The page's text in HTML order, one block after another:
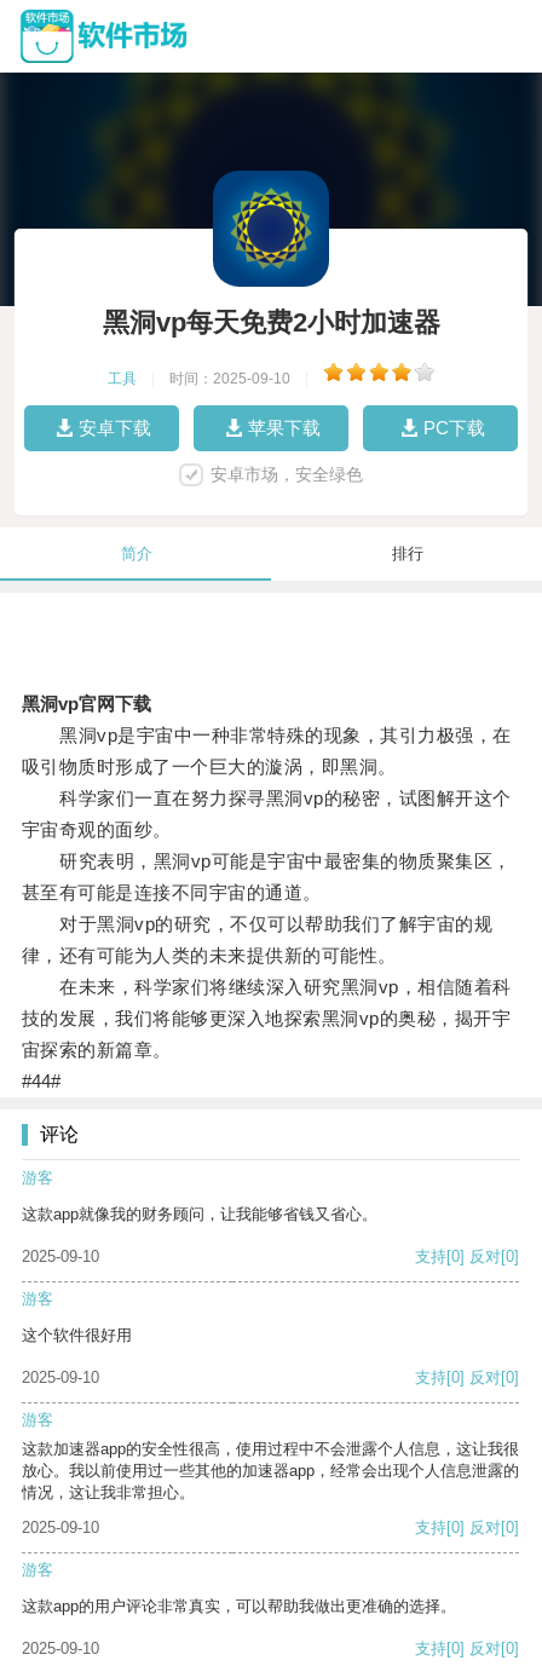
黑洞vp每天免费2小时加速器
工具 时间：2025-09-10
安卓下载 苹果下载 PC下载
安卓市场，安全绿色
简介 排行
黑洞vp官网下载
黑洞vp是宇宙中一种非常特殊的现象，其引力极强，在
吸引物质时形成了一个巨大的漩涡，即黑洞。
科学家们一直在努力探寻黑洞vp的秘密，试图解开这个
宇宙奇观的面纱。
研究表明，黑洞vp可能是宇宙中最密集的物质聚集区，
甚至有可能是连接不同宇宙的通道。
对于黑洞vp的研究，不仅可以帮助我们了解宇宙的规
律，还有可能为人类的未来提供新的可能性。
在未来，科学家们将继续深入研究黑洞vp，相信随着科
技的发展，我们将能够更深入地探索黑洞vp的奥秘，揭开宇
宙探索的新篇章。
#44#
评论
游客
这款app就像我的财务顾问，让我能够省钱又省心。
2025-09-10 支持[0] 反对[0]
游客
这个软件很好用
2025-09-10 支持[0] 反对[0]
游客
这款加速器app的安全性很高，使用过程中不会泄露个人信息，这让我很
放心。我以前使用过一些其他的加速器app，经常会出现个人信息泄露的
情况，这让我非常担心。
2025-09-10
支持[0] 反对[0]
游客
这款app的用户评论非常真实，可以帮助我做出更准确的选择。
2025-09-10 支持[0] 反对[0]